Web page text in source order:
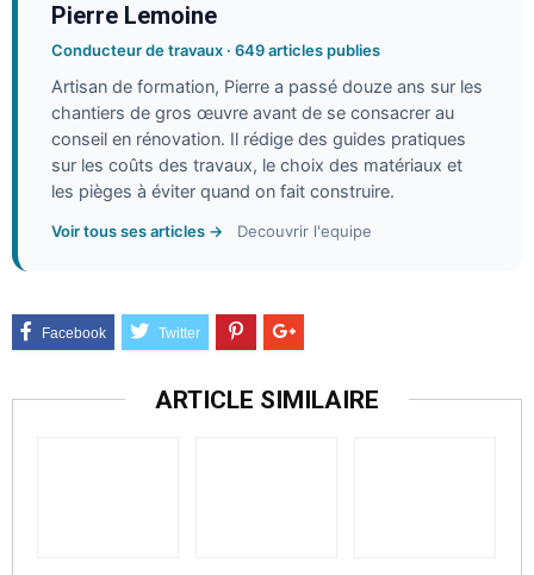
Pierre Lemoine
Conducteur de travaux · 649 articles publies
Artisan de formation, Pierre a passé douze ans sur les
chantiers de gros œuvre avant de se consacrer au
conseil en rénovation. Il rédige des guides pratiques
sur les coûts des travaux, le choix des matériaux et
les pièges à éviter quand on fait construire.
Voir tous ses articles → Decouvrir l'equipe
ARTICLE SIMILAIRE